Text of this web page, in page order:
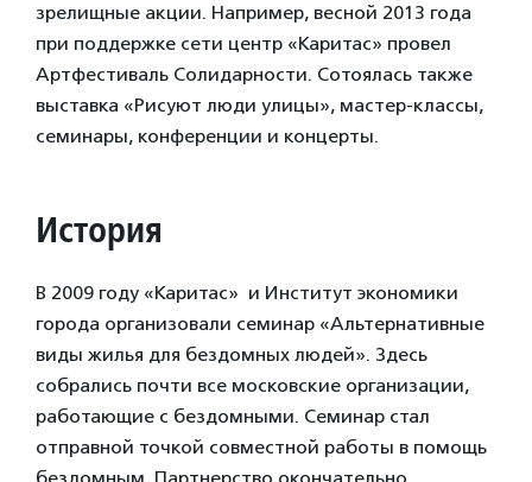
зрелищные акции. Например, весной 2013 года
при поддержке сети центр «Каритас» провел
Артфестиваль Солидарности. Сотоялась также
выставка «Рисуют люди улицы», мастер-классы,
семинары, конференции и концерты.
История
В 2009 году «Каритас» и Институт экономики
города организовали семинар «Альтернативные
виды жилья для бездомных людей». Здесь
собрались почти все московские организации,
работающие с бездомными. Семинар стал
отправной точкой совместной работы в помощь